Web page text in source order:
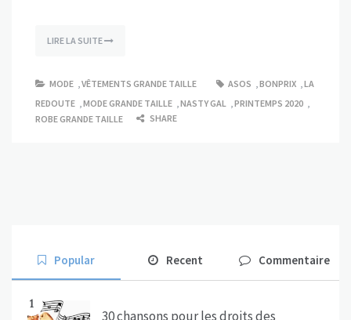
LIRE LA SUITE
MODE VÊTEMENTS GRANDE TAILLE ASOS BONPRIX
LA
REDOUTE
MODE GRANDE TAILLE NASTY GAL PRINTEMPS 2020
ROBE GRANDE TAILLE
SHARE
Popular Recent Commentaire
1
30 chansons pour les droits des